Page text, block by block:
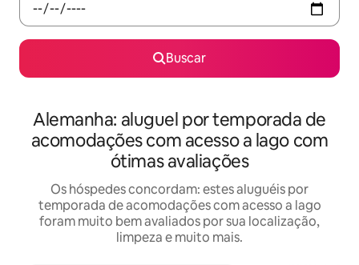
Buscar
Alemanha: aluguel por temporada de
acomodações com acesso a lago com
ótimas avaliações
Os hóspedes concordam: estes aluguéis por
temporada de acomodações com acesso a lago
foram muito bem avaliados por sua localização,
limpeza e muito mais.